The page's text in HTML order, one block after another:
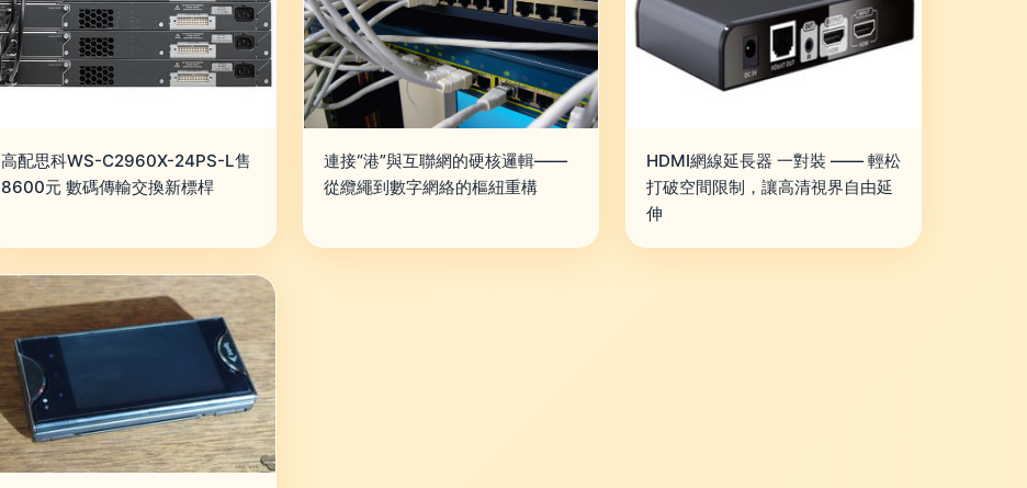
高配思科WS-C2960X-24PS-L售
8600元 數碼傳輸交換新標桿
連接“港”與互聯網的硬核邏輯——
從纜繩到數字網絡的樞紐重構
HDMI網線延長器 一對裝 —— 輕松
打破空間限制，讓高清視界自由延
伸